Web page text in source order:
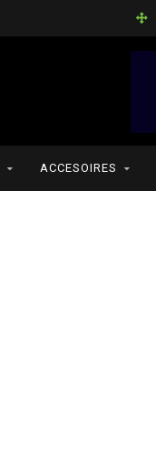
ACCESOIRES